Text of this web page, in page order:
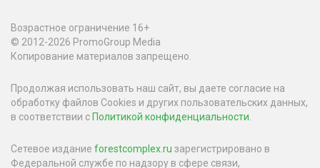
Возрастное ограничение 16+
© 2012-2026 PromoGroup Media
Копирование материалов запрещено.
Продолжая использовать наш сайт, вы даете согласие на
обработку файлов Cookies и других пользовательских данных,
в соответствии сПолитикой конфиденциальности
Сетевое издание forestcomplex.ru зарегистрировано в
Федеральной службе по надзору в сфере связи,